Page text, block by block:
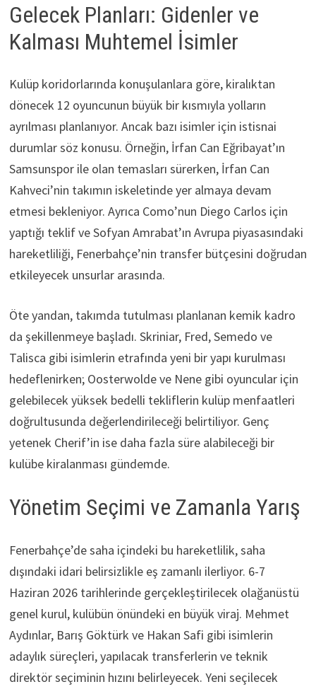
Gelecek Planları: Gidenler ve
Kalması Muhtemel İsimler
Kulüp koridorlarında konuşulanlara göre, kiralıktan
dönecek 12 oyuncunun büyük bir kısmıyla yolların
ayrılması planlanıyor. Ancak bazı isimler için istisnai
durumlar söz konusu. Örneğin, İrfan Can Eğribayat’ın
Samsunspor ile olan temasları sürerken, İrfan Can
Kahveci’nin takımın iskeletinde yer almaya devam
etmesi bekleniyor. Ayrıca Como’nun Diego Carlos için
yaptığı teklif ve Sofyan Amrabat’ın Avrupa piyasasındaki
hareketliliği, Fenerbahçe’nin transfer bütçesini doğrudan
etkileyecek unsurlar arasında.
Öte yandan, takımda tutulması planlanan kemik kadro
da şekillenmeye başladı. Skriniar, Fred, Semedo ve
Talisca gibi isimlerin etrafında yeni bir yapı kurulması
hedeflenirken; Oosterwolde ve Nene gibi oyuncular için
gelebilecek yüksek bedelli tekliflerin kulüp menfaatleri
doğrultusunda değerlendirileceği belirtiliyor. Genç
yetenek Cherif’in ise daha fazla süre alabileceği bir
kulübe kiralanması gündemde.
Yönetim Seçimi ve Zamanla Yarış
Fenerbahçe’de saha içindeki bu hareketlilik, saha
dışındaki idari belirsizlikle eş zamanlı ilerliyor. 6-7
Haziran 2026 tarihlerinde gerçekleştirilecek olağanüstü
genel kurul, kulübün önündeki en büyük viraj. Mehmet
Aydınlar, Barış Göktürk ve Hakan Safi gibi isimlerin
adaylık süreçleri, yapılacak transferlerin ve teknik
direktör seçiminin hızını belirleyecek. Yeni seçilecek